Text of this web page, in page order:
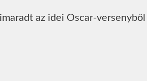
az idei Oscar-